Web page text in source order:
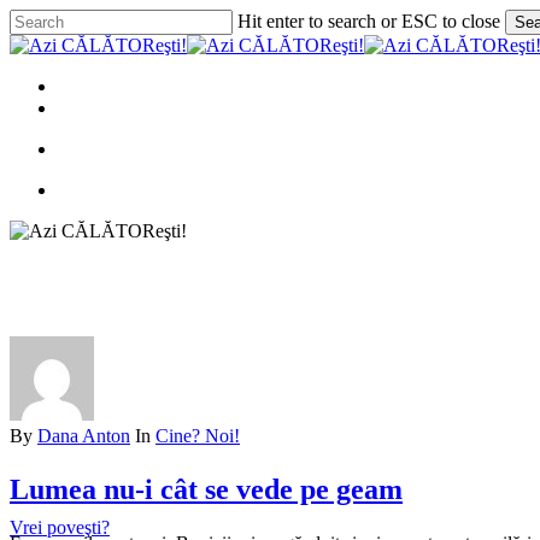
Skip
to
content
Hit enter to search or ESC to close
Close
search
Menu
By Dana Anton In Cine? Noi!
Lumea nu-i cât se vede pe geam
Turul
Deltei
Vrei poveşti?